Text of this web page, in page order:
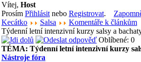
Vítej, Host
Prosím Přihlásit nebo Registrovat.
Kecátko
Salsa
Komentáře k článkům
Týdenní letní intenzivní kurzy salsy a
Oblíbené: 0
TÉMA: Týdenní letní intenzivní kurzy
Nástroje fóra